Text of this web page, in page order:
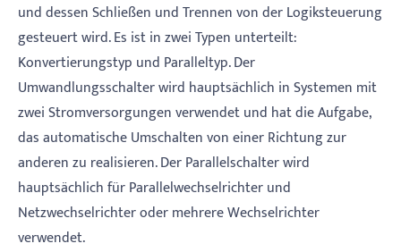
und dessen Schließen und Trennen von der Logiksteuerung
gesteuert wird. Es ist in zwei Typen unterteilt:
Konvertierungstyp und Paralleltyp. Der
Umwandlungsschalter wird hauptsächlich in Systemen mit
zwei Stromversorgungen verwendet und hat die Aufgabe,
das automatische Umschalten von einer Richtung zur
anderen zu realisieren. Der Parallelschalter wird
hauptsächlich für Parallelwechselrichter und
Netzwechselrichter oder mehrere Wechselrichter
verwendet.